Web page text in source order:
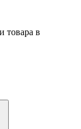
товара в